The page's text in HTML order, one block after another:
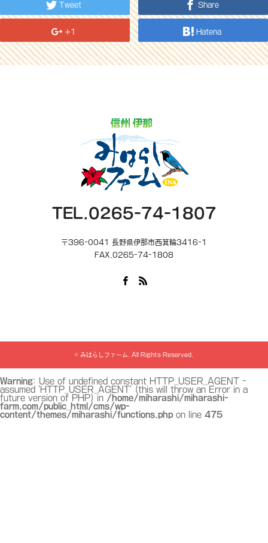
Tweet Share
+1 Hatena
TEL.0265-74-1807
〒396-0041 長野県伊那市西箕輪3416-1
FAX.0265-74-1808
© みはらしファーム . All Rights Reserved.
Warning: Use of undefined constant HTTP_USER_AGENT -
assumed 'HTTP_USER_AGENT' (this will throw an Error in a
future version of PHP) in /home/miharashi/miharashi-
farm.com/public_html/cms/wp-
content/themes/miharashi/functions.php on line 475